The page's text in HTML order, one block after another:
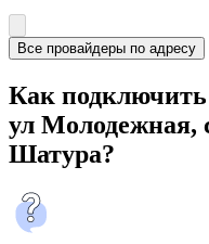
Все провайдеры по адресу
Как
ул Молодежная,
Шатура?